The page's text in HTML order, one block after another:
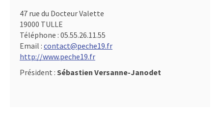
47 rue du Docteur Valette
19000 TULLE
Téléphone : 05.55.26.11.55
Email : contact@peche19.fr
http://www.peche19.fr
Président : Sébastien Versanne-Janodet